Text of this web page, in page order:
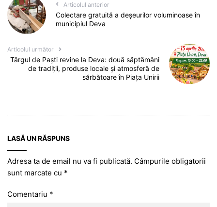
Articolul anterior
Colectare gratuită a deșeurilor voluminoase în
municipiul Deva
Articolul următor
Târgul de Paști revine la Deva: două săptămâni
de tradiții, produse locale și atmosferă de
sărbătoare în Piața Unirii
LASĂ UN RĂSPUNS
Adresa ta de email nu va fi publicată. Câmpurile obligatorii
sunt marcate cu *
Comentariu *